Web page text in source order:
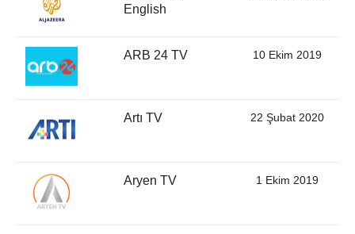
English
ARB 24 TV 10 Ekim 2019
Artı TV 22 Şubat 2020
Aryen TV 1 Ekim 2019